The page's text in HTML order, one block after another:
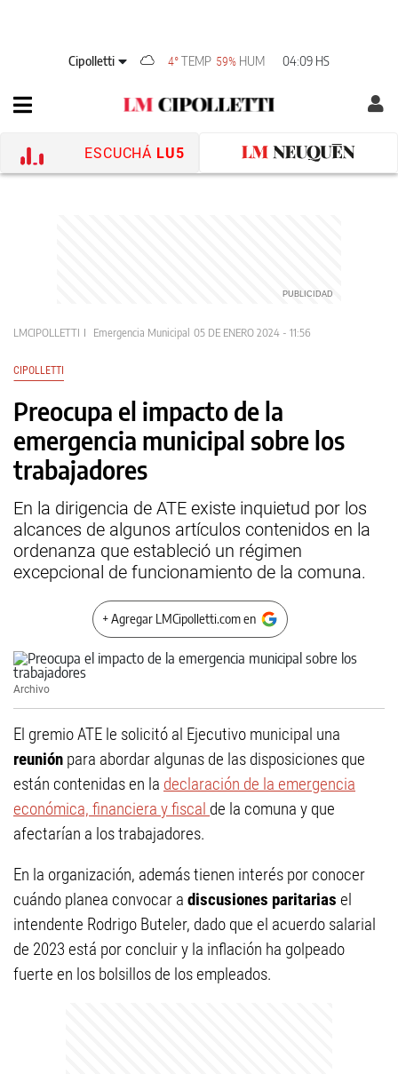
Cipolletti 4°TEMP 59% HUM 04:09 HS
ESCUCHÁ LU5
LMCIPOLLETTI Emergencia Municipal 05 DE ENERO 2024 - 11:56
CIPOLLETTI
Preocupa el impacto de la
emergencia municipal sobre los
trabajadores
En la dirigencia de ATE existe inquietud por los
alcances de algunos artículos contenidos en la
ordenanza que estableció un régimen
excepcional de funcionamiento de la comuna.
+ Agregar LMCipolletti.com en
Archivo
El gremio ATE le solicitó al Ejecutivo municipal una
reunión para abordar algunas de las disposiciones que
están contenidas en la declaración de la emergencia
económica, financiera y fiscal de la comuna y que
afectarían a los trabajadores.
En la organización, además tienen interés por conocer
cuándo planea convocar a discusiones paritarias el
intendente Rodrigo Buteler, dado que el acuerdo salarial
de 2023 está por concluir y la inflación ha golpeado
fuerte en los bolsillos de los empleados.